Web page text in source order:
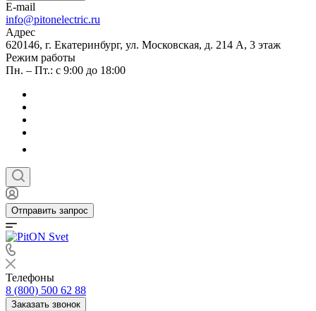
E-mail
info@pitonelectric.ru
Адрес
620146, г. Екатеринбург, ул. Московская, д. 214 А, 3 этаж
Режим работы
Пн. – Пт.: с 9:00 до 18:00
Отправить запрос
Телефоны
8 (800) 500 62 88
Заказать звонок